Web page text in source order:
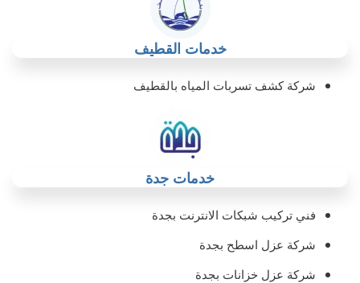
خدمات القطيف
شركة كشف تسربات المياه بالقطيف
خدمات جدة
فني تركيب شبكات الانترنت بجدة
شركة عزل اسطح بجدة
شركة عزل خزانات بجدة